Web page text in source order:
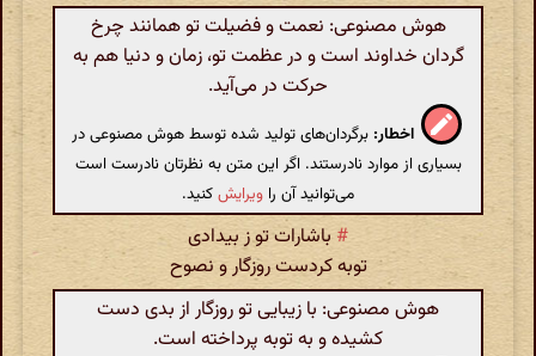
هوش مصنوعی: نعمت و فضیلت تو همانند چرخ
گردان خداوند است و در عظمت تو، زمان و دنیا هم به
حرکت در می‌آید.
اخطار: برگردان‌های تولید شده توسط هوش مصنوعی در
بسیاری از موارد نادرستند. اگر این متن به نظرتان نادرست است
می‌توانید آن را ویرایشکنید.
# باشارات تو ز بیدادی
توبه کردست روزگار و نصوح
هوش مصنوعی: با زیبایی تو روزگار از بدی دست
کشیده و به توبه پرداخته است.